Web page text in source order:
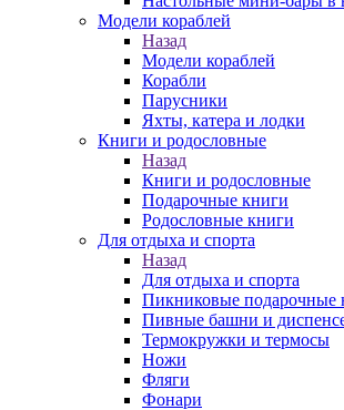
Модели кораблей
Назад
Модели кораблей
Корабли
Парусники
Яхты, катера и лодки
Книги и родословные
Назад
Книги и родословные
Подарочные книги
Родословные книги
Для отдыха и спорта
Назад
Для отдыха и спорта
Пикниковые подарочные
Пивные башни и
Термокружки и термосы
Ножи
Фляги
Фонари